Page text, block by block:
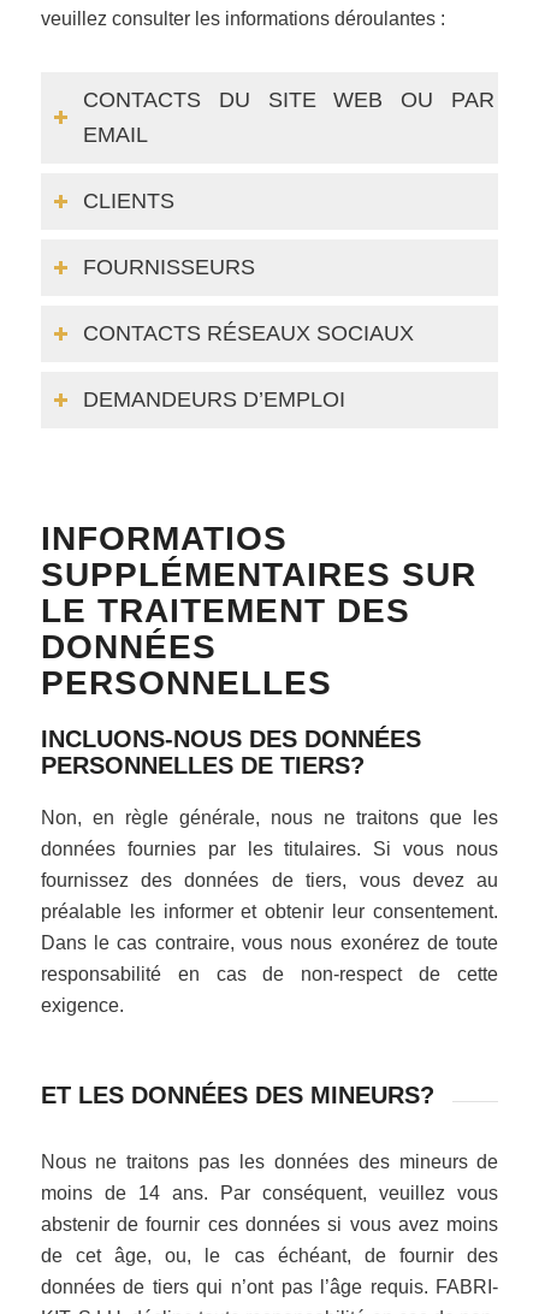
veuillez consulter les informations déroulantes :
CONTACTS DU SITE WEB OU PAR
EMAIL
CLIENTS
FOURNISSEURS
CONTACTS RÉSEAUX SOCIAUX
DEMANDEURS D’EMPLOI
INFORMATIOS
SUPPLÉMENTAIRES SUR
LE TRAITEMENT DES
DONNÉES
PERSONNELLES
INCLUONS-NOUS DES DONNÉES
PERSONNELLES DE TIERS?
Non, en règle générale, nous ne traitons que les
données fournies par les titulaires. Si vous nous
fournissez des données de tiers, vous devez au
préalable les informer et obtenir leur consentement.
Dans le cas contraire, vous nous exonérez de toute
responsabilité en cas de non-respect de cette
exigence.
ET LES DONNÉES DES MINEURS?
Nous ne traitons pas les données des mineurs de
moins de 14 ans. Par conséquent, veuillez vous
abstenir de fournir ces données si vous avez moins
de cet âge, ou, le cas échéant, de fournir des
données de tiers qui n’ont pas l’âge requis. FABRI-